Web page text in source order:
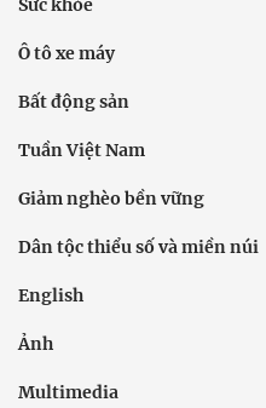
Sức khỏe
Ô tô xe máy
Bất động sản
Tuần Việt Nam
Giảm nghèo bền vững
Dân tộc thiểu số và miền núi
English
Ảnh
Multimedia